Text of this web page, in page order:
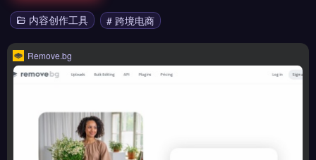
内容创作工具 # 跨境电商
Remove.bg